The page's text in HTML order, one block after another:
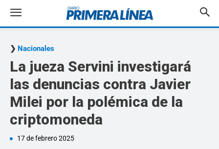
Nacionales
La jueza Servini investigará
las denuncias contra Javier
Milei por la polémica de la
criptomoneda
17 de febrero 2025